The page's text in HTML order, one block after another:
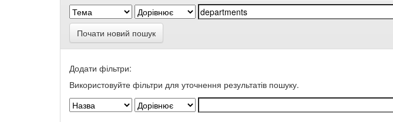
Почати новий пошук
Додати фільтри:
Використовуйте фільтри для уточнення результатів пошуку.